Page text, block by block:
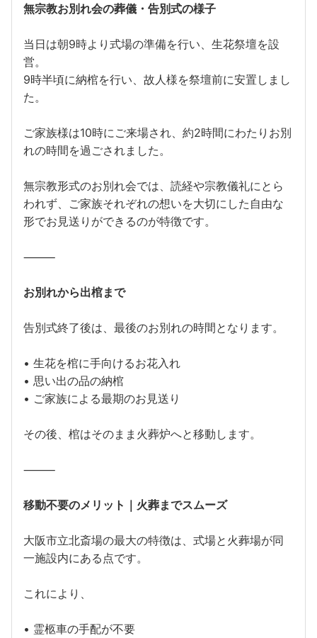
無宗教お別れ会の葬儀・告別式の様子
当日は朝9時より式場の準備を行い、生花祭壇を設
営。
9時半頃に納棺を行い、故人様を祭壇前に安置しまし
た。
ご家族様は10時にご来場され、約2時間にわたりお別
れの時間を過ごされました。
無宗教形式のお別れ会では、読経や宗教儀礼にとら
われず、ご家族それぞれの想いを大切にした自由な
形でお見送りができるのが特徴です。
⸻
お別れから出棺まで
告別式終了後は、最後のお別れの時間となります。
• 生花を棺に手向けるお花入れ
• 思い出の品の納棺
• ご家族による最期のお見送り
その後、棺はそのまま火葬炉へと移動します。
⸻
移動不要のメリット｜火葬までスムーズ
大阪市立北斎場の最大の特徴は、式場と火葬場が同
一施設内にある点です。
これにより、
• 霊柩車の手配が不要